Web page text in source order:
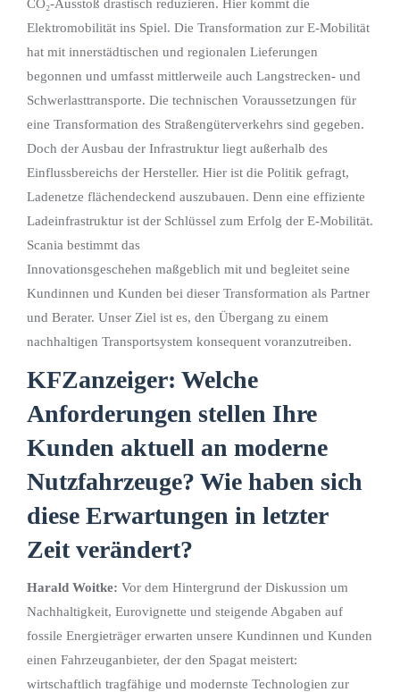
CO₂-Ausstoß drastisch reduzieren. Hier kommt die
Elektromobilität ins Spiel. Die Transformation zur E-Mobilität
hat mit innerstädtischen und regionalen Lieferungen
begonnen und umfasst mittlerweile auch Langstrecken- und
Schwerlasttransporte. Die technischen Voraussetzungen für
eine Transformation des Straßengüterverkehrs sind gegeben.
Doch der Ausbau der Infrastruktur liegt außerhalb des
Einflussbereichs der Hersteller. Hier ist die Politik gefragt,
Ladenetze flächendeckend auszubauen. Denn eine effiziente
Ladeinfrastruktur ist der Schlüssel zum Erfolg der E-Mobilität.
Scania bestimmt das
Innovationsgeschehen maßgeblich mit und begleitet seine
Kundinnen und Kunden bei dieser Transformation als Partner
und Berater. Unser Ziel ist es, den Übergang zu einem
nachhaltigen Transportsystem konsequent voranzutreiben.
KFZanzeiger: Welche
Anforderungen stellen Ihre
Kunden aktuell an moderne
Nutzfahrzeuge? Wie haben sich
diese Erwartungen in letzter
Zeit verändert?
Harald Woitke: Vor dem Hintergrund der Diskussion um
Nachhaltigkeit, Eurovignette und steigende Abgaben auf
fossile Energieträger erwarten unsere Kundinnen und Kunden
einen Fahrzeuganbieter, der den Spagat meistert:
wirtschaftlich tragfähige und modernste Technologien zur